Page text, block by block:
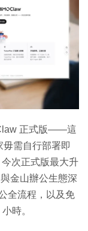
正式版——這
毋需自行部署即
次正式版最大升
金山辦公生態深
全流程，以及免
時。